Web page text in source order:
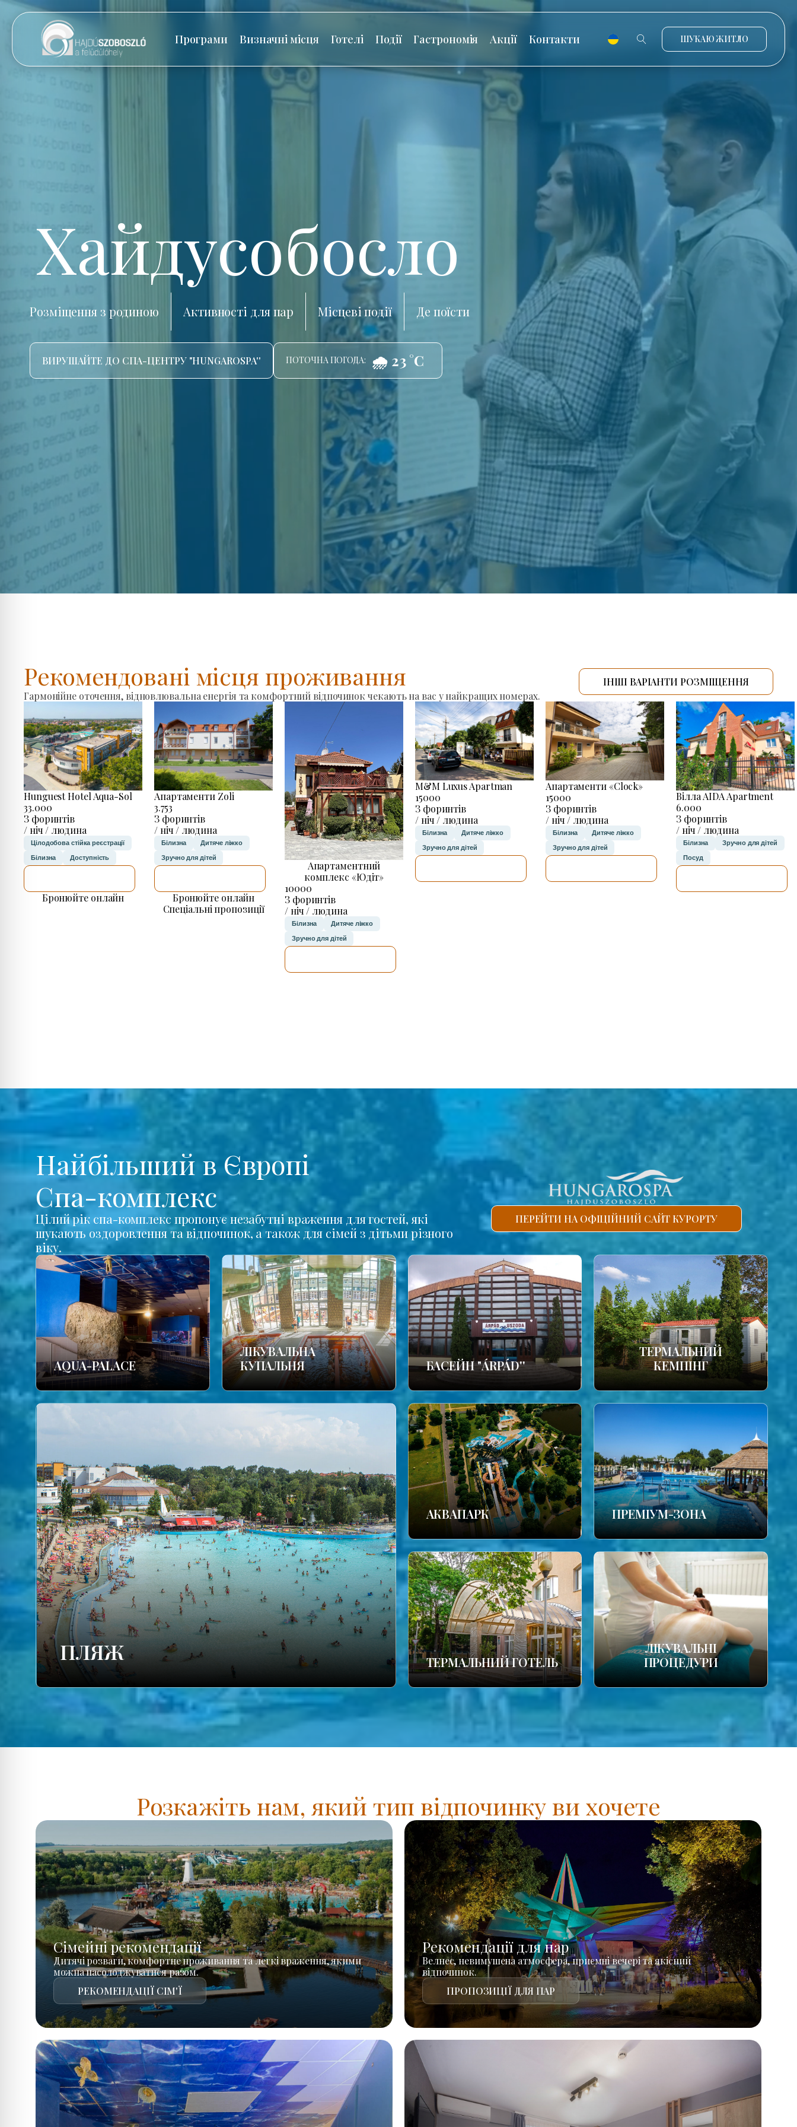
Програми Визначні місця Готелі Події Гастрономія Акції Контакти ШУКАЮ ЖИТЛО
Хайдусобосло
Розміщення з родиною Активності для пар Місцеві події Де поїсти
ВИРУШАЙТЕ ДО СПА-ЦЕНТРУ "HUNGAROSPA'' ПОТОЧНА ПОГОДА: 🌧️ 23 °C
Рекомендовані місця проживання
Гармонійне оточення, відновлювальна енергія та комфортний відпочинок чекають на вас у найкращих номерах.
ІНШІ ВАРІАНТИ РОЗМІЩЕННЯ
Hunguest Hotel Aqua-Sol
33.000
З форинтів
/ ніч / людина
Цілодобова стійка реєстрації
Білизна Доступність
Бронюйте онлайн
Апартаменти Zoli
3.753
З форинтів
/ ніч / людина
Білизна Дитяче ліжко
Зручно для дітей
Бронюйте онлайн
Спеціальні пропозиції
Апартаментний
комплекс «Юдіт»
10000
З форинтів
/ ніч / людина
Білизна Дитяче ліжко
Зручно для дітей
M&M Luxus Apartman
15000
З форинтів
/ ніч / людина
Білизна Дитяче ліжко
Зручно для дітей
Апартаменти «Clock»
15000
З форинтів
/ ніч / людина
Білизна Дитяче ліжко
Зручно для дітей
Вілла AIDA Apartment
6.000
З форинтів
/ ніч / людина
Білизна Зручно для дітей
Посуд
Найбільший в Європі
Спа-комплекс
Цілий рік спа-комплекс пропонує незабутні враження для гостей, які
шукають оздоровлення та відпочинок, а також для сімей з дітьми різного
віку.
ПЕРЕЙТИ НА ОФІЦІЙНИЙ САЙТ КУРОРТУ
AQUA-PALACE
ЛІКУВАЛЬНА
КУПАЛЬНЯ
БАСЕЙН "ÁRPÁD''
ТЕРМАЛЬНИЙ
КЕМПІНГ
ПЛЯЖ
АКВАПАРК ПРЕМІУМ-ЗОНА
ТЕРМАЛЬНИЙ ГОТЕЛЬ
ЛІКУВАЛЬНІ
ПРОЦЕДУРИ
Розкажіть нам, який тип відпочинку ви хочете
Сімейні рекомендації
Дитячі розваги, комфортне проживання та легкі враження, якими
можна насолоджуватися разом.
РЕКОМЕНДАЦІЇ СІМ'Ї
Рекомендації для пар
Велнес, невимушена атмосфера, приємні вечері та якісний
відпочинок.
ПРОПОЗИЦІЇ ДЛЯ ПАР